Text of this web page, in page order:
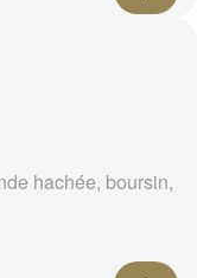
hachée, boursin,